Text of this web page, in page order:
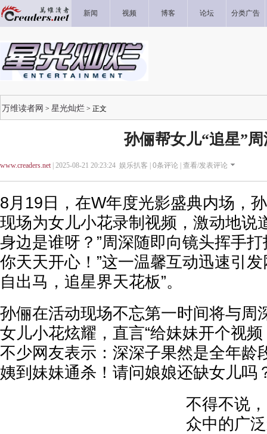
新闻 视频 博客 论坛 分类广告
万维读者网 > 星光灿烂 > 正文
孙俪帮女儿“追星”周
www.creaders.net| 2025-08-21 20:23:24 娱乐扒客 | 0条评论 | 查看/发表评论
8月19日，在W年度光影盛典内场，
现场为女儿小花录制视频，激动地说
身边是谁呀？”周深随即向镜头挥手
你天天开心！”这一温馨互动迅速引
自出马，追星界天花板”。
孙俪在活动现场不忘第一时间将与周
女儿小花炫耀，直言“给妹妹开个视
不少网友表示：深深子果然是全年龄
姨到妹妹通杀！请问娘娘还缺女儿吗
不得不说
众中的广